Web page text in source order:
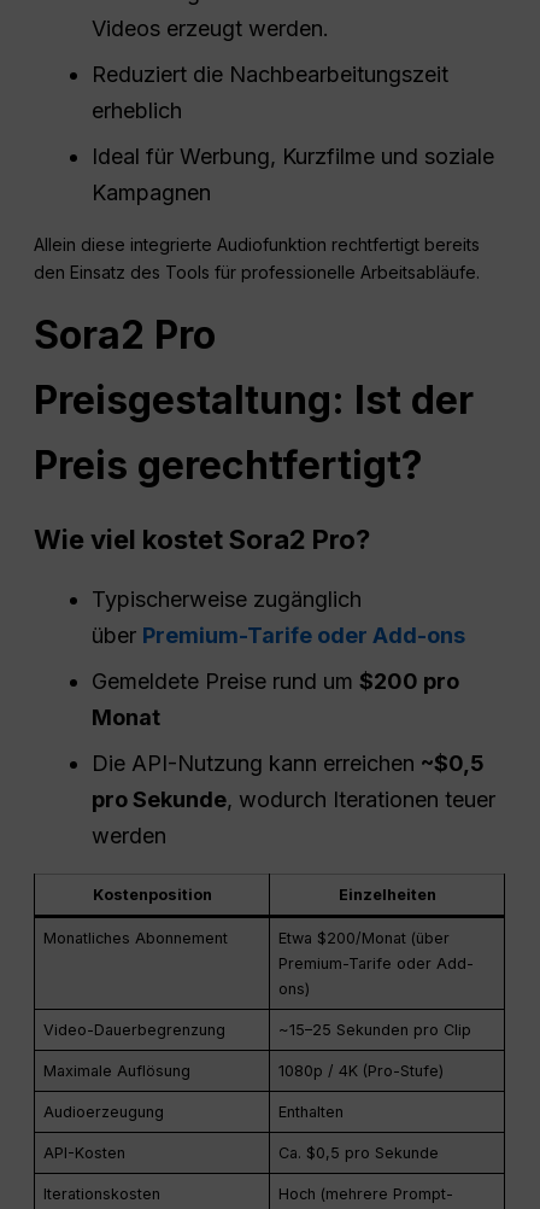
Videos erzeugt werden.
Reduziert die Nachbearbeitungszeit
erheblich
Ideal für Werbung, Kurzfilme und soziale
Kampagnen
Allein diese integrierte Audiofunktion rechtfertigt bereits
den Einsatz des Tools für professionelle Arbeitsabläufe.
Sora2 Pro
Preisgestaltung: Ist der
Preis gerechtfertigt?
Wie viel kostet Sora2 Pro?
Typischerweise zugänglich
über Premium-Tarife oder Add-ons
Gemeldete Preise rund um$200 pro
Monat
Die API-Nutzung kann erreichen ~$0,5
pro Sekunde, wodurch Iterationen teuer
werden
Kostenposition Einzelheiten
Monatliches Abonnement
Etwa $200/Monat (über
Premium-Tarife oder Add-
ons)
Video-Dauerbegrenzung ~15–25 Sekunden pro Clip
Maximale Auflösung 1080p / 4K (Pro-Stufe)
Audioerzeugung Enthalten
API-Kosten Ca. $0,5 pro Sekunde
Iterationskosten
Hoch (mehrere Prompt-